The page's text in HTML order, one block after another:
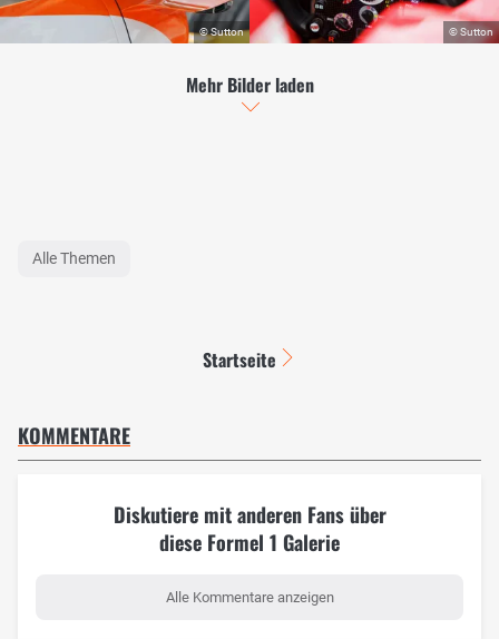
Mehr Bilder laden
Alle Themen
Startseite
KOMMENTARE
Diskutiere mit anderen Fans über
diese Formel 1 Galerie
Alle Kommentare anzeigen